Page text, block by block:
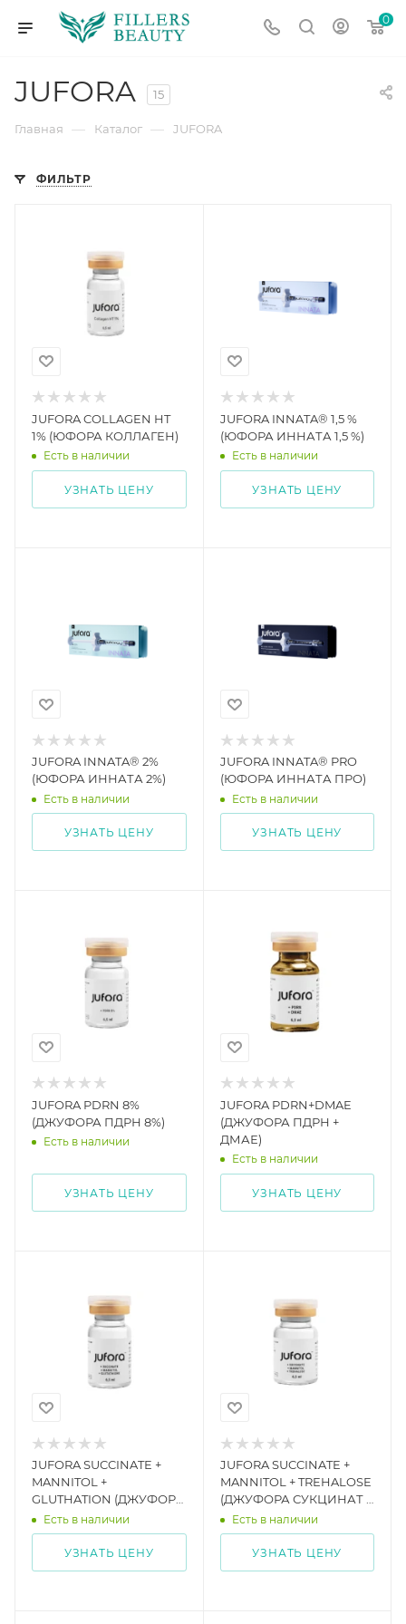
0
JUFORA 15
Главная — Каталог — JUFORA
ФИЛЬТР
JUFORA COLLAGEN HT
1% (ЮФОРА КОЛЛАГЕН)
Есть в наличии
УЗНАТЬ ЦЕНУ
JUFORA INNATA® 1,5 %
(ЮФОРА ИННАТА 1,5 %)
Есть в наличии
УЗНАТЬ ЦЕНУ
JUFORA INNATA® 2%
(ЮФОРА ИННАТА 2%)
Есть в наличии
УЗНАТЬ ЦЕНУ
JUFORA INNATA® PRO
(ЮФОРА ИННАТА ПРО)
Есть в наличии
УЗНАТЬ ЦЕНУ
JUFORA PDRN 8%
(ДЖУФОРА ПДРН 8%)
Есть в наличии
УЗНАТЬ ЦЕНУ
JUFORA PDRN+DMAE
(ДЖУФОРА ПДРН +
ДМАЕ)
Есть в наличии
УЗНАТЬ ЦЕНУ
JUFORA SUCCINATE +
MANNITOL +
GLUTHATION (ДЖУФОРА
СУКЦИНАТ +
МАННИТОЛ +
ГЛУТАТИОН)
Есть в наличии
УЗНАТЬ ЦЕНУ
JUFORA SUCCINATE +
MANNITOL + TREHALOSE
(ДЖУФОРА СУКЦИНАТ +
МАННИТОЛ +
ТРЕГАЛОЗА)
Есть в наличии
УЗНАТЬ ЦЕНУ